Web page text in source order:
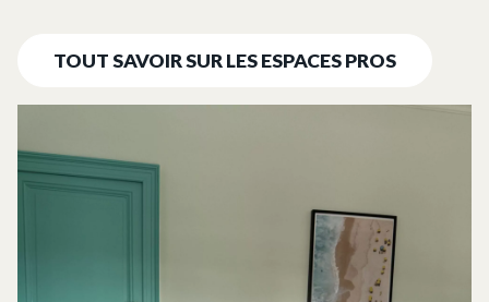
TOUT SAVOIR SUR LES ESPACES PROS